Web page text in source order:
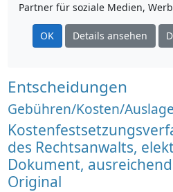
Partner für soziale Medien,
OK Details ansehen
Entscheidungen
Gebühren/Kosten/
des Rechtsanwalts,
Dokument,
Original